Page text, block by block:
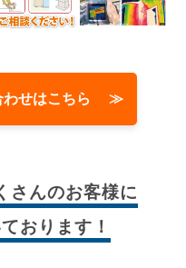
わせはこちら ≫
さんのお客様に
おります！